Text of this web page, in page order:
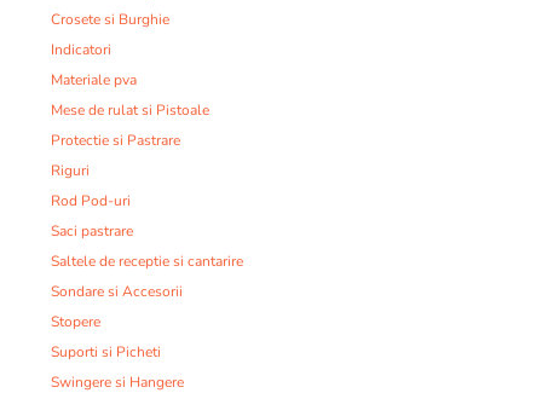
Crosete si Burghie
Indicatori
Materiale pva
Mese de rulat si Pistoale
Protectie si Pastrare
Riguri
Rod Pod-uri
Saci pastrare
Saltele de receptie si cantarire
Sondare si Accesorii
Stopere
Suporti si Picheti
Swingere si Hangere